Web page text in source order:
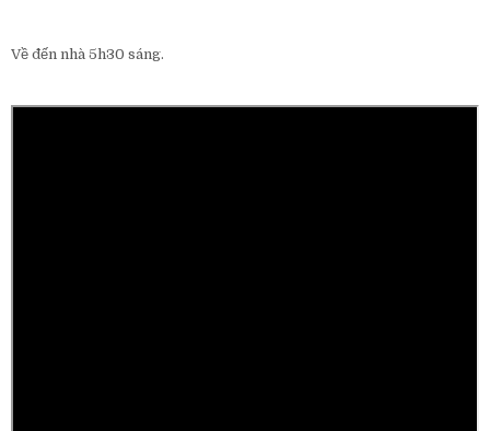
Về đến nhà 5h30 sáng.